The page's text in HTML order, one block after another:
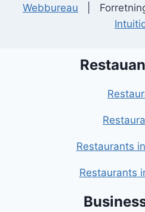
Webbureau |
Restaurants
Restaurants